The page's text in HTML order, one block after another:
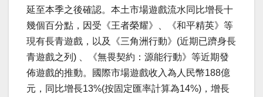
延至本季之後確認。本土市場遊戲流水同比增長十
幾個百分點，因受《王者榮耀》、《和平精英》等
現有長青遊戲，以及《三角洲行動》(近期已躋身長
青遊戲之列) 、《無畏契約：源能行動》等近期發
佈遊戲的推動。國際市場遊戲收入為人民幣188億
元，同比增長13%(按固定匯率計算為14%)，增長